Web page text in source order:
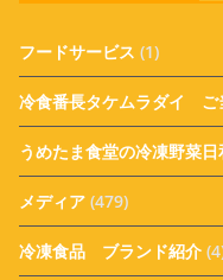
フードサービス (1)
冷食番長タケムラダイ
うめたま食堂の冷凍野菜日
メディア (479)
冷凍食品 ブランド紹介